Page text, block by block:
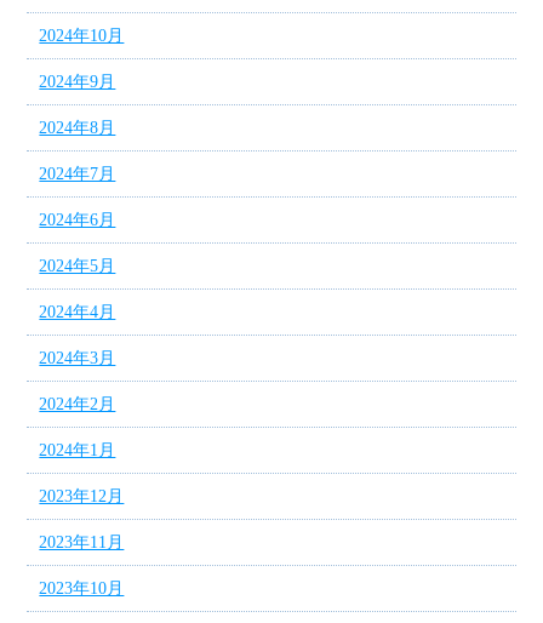
2024年10月
2024年9月
2024年8月
2024年7月
2024年6月
2024年5月
2024年4月
2024年3月
2024年2月
2024年1月
2023年12月
2023年11月
2023年10月